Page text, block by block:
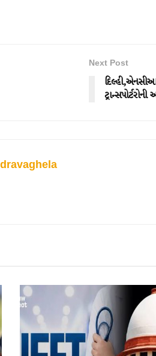
Next Post